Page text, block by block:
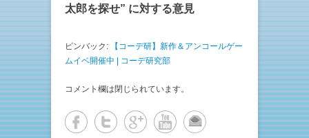
ウ
ィ
で
開
き
て
く
(
新
し
ィ
ウ
で
開
太郎を探せ” に対する意見
ピンバック:
【コーデ研】新作＆アンコールゲー
ムイベ開催中 | コーデ研究部
コメント欄は閉じられています。